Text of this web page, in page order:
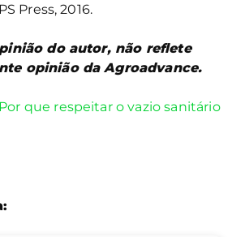
Press, 2016.
do autor, não reflete
opinião da Agroadvance.
Por que respeitar o vazio sanitário